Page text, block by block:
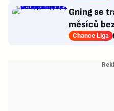
Gning se
měsíců
opakují u
Chance Liga